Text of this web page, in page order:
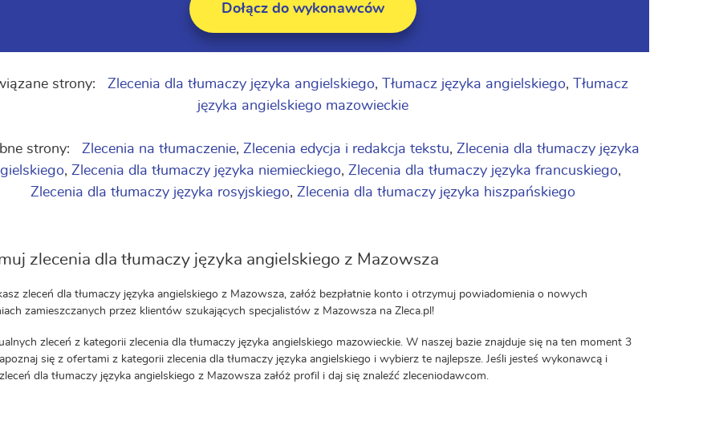
Dołącz do wykonawców
strony: Zlecenia dla tłumaczy języka angielskiego, Tłumacz języka angielskiego, Tłumacz
języka angielskiego mazowieckie
strony: Zlecenia na tłumaczenie, Zlecenia edycja i redakcja tekstu, Zlecenia dla tłumaczy języka
, Zlecenia dla tłumaczy języka niemieckiego, Zlecenia dla tłumaczy języka francuskiego,
Zlecenia dla tłumaczy języka rosyjskiego, Zlecenia dla tłumaczy języka hiszpańskiego
zlecenia dla tłumaczy języka angielskiego z Mazowsza
zleceń dla tłumaczy języka angielskiego z Mazowsza, załóż bezpłatnie konto i otrzymuj powiadomienia o nowych
zamieszczanych przez klientów szukających specjalistów z Mazowsza na Zleca.pl!
zleceń z kategorii zlecenia dla tłumaczy języka angielskiego mazowieckie. W naszej bazie znajduje się na ten moment 3
się z ofertami z kategorii zlecenia dla tłumaczy języka angielskiego i wybierz te najlepsze. Jeśli jesteś wykonawcą i
dla tłumaczy języka angielskiego z Mazowsza załóż profil i daj się znaleźć zleceniodawcom.